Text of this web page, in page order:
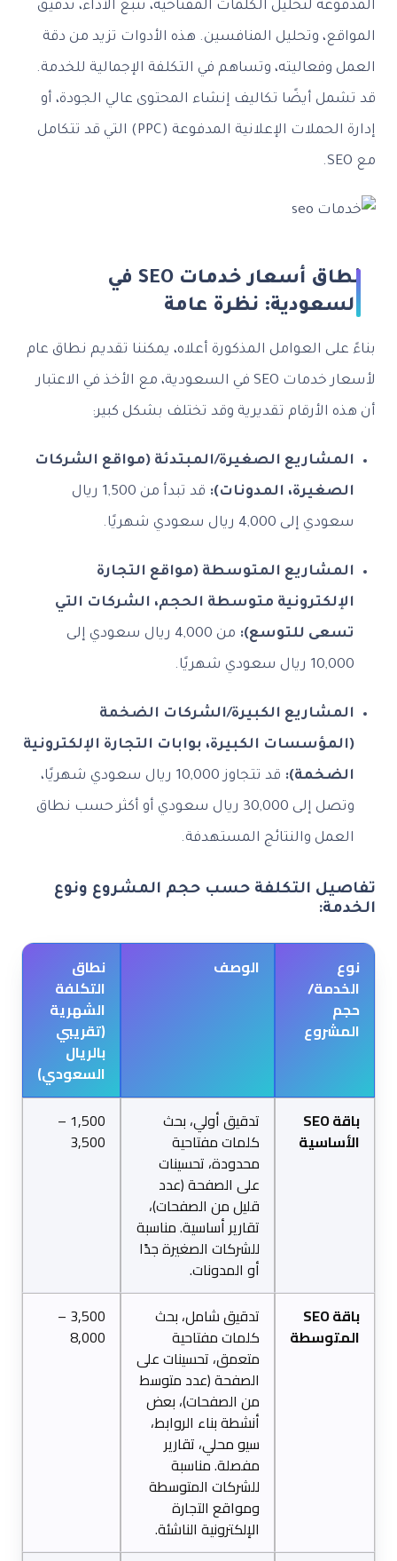
المدفوعة لتحليل الكلمات المفتاحية، تتبع الأداء، تدقيق
المواقع، وتحليل المنافسين. هذه الأدوات تزيد من دقة
العمل وفعاليته، وتساهم في التكلفة الإجمالية للخدمة.
قد تشمل أيضًا تكاليف إنشاء المحتوى عالي الجودة، أو
إدارة الحملات الإعلانية المدفوعة (PPC) التي قد تتكامل
مع SEO.
نطاق أسعار خدمات SEO في
السعودية: نظرة عامة
بناءً على العوامل المذكورة أعلاه، يمكننا تقديم نطاق عام
لأسعار خدمات SEO في السعودية، مع الأخذ في الاعتبار
أن هذه الأرقام تقديرية وقد تختلف بشكل كبير:
المشاريع الصغيرة/المبتدئة (مواقع الشركات
الصغيرة، المدونات): قد تبدأ من 1,500 ريال
سعودي إلى 4,000 ريال سعودي شهريًا.
المشاريع المتوسطة (مواقع التجارة
الإلكترونية متوسطة الحجم، الشركات التي
تسعى للتوسع): من 4,000 ريال سعودي إلى
10,000 ريال سعودي شهريًا.
المشاريع الكبيرة/الشركات الضخمة
(المؤسسات الكبيرة، بوابات التجارة الإلكترونية
الضخمة): قد تتجاوز 10,000 ريال سعودي شهريًا،
وتصل إلى 30,000 ريال سعودي أو أكثر حسب نطاق
العمل والنتائج المستهدفة.
تفاصيل التكلفة حسب حجم المشروع ونوع
الخدمة:
نوع
الخدمة/
حجم
المشروع
الوصف
نطاق
التكلفة
الشهرية
(تقريبي
بالريال
السعودي)
باقة SEO
الأساسية
تدقيق أولي، بحث
كلمات مفتاحية
محدودة، تحسينات
على الصفحة (عدد
قليل من الصفحات)،
تقارير أساسية. مناسبة
للشركات الصغيرة جدًا
أو المدونات.
1,500 –
3,500
باقة SEO
المتوسطة
تدقيق شامل، بحث
كلمات مفتاحية
متعمق، تحسينات على
الصفحة (عدد متوسط
من الصفحات)، بعض
أنشطة بناء الروابط،
سيو محلي، تقارير
مفصلة. مناسبة
للشركات المتوسطة
ومواقع التجارة
الإلكترونية الناشئة.
3,500 –
8,000